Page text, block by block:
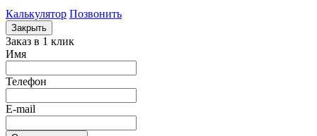
Калькулятор Позвонить
Закрыть
Заказ в 1 клик
Имя
Телефон
E-mail